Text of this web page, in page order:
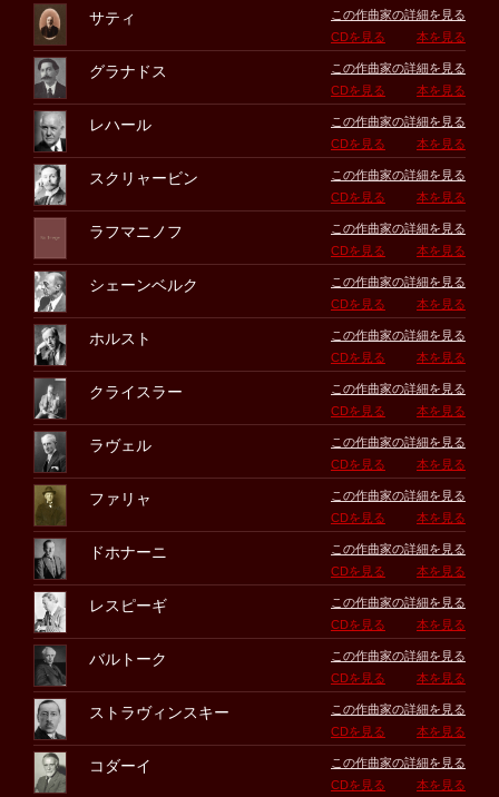
サティ
この作曲家の詳細を見る
CDを見る
本を見る
グラナドス
この作曲家の詳細を見る
CDを見る
本を見る
レハール
この作曲家の詳細を見る
CDを見る
本を見る
スクリャービン
この作曲家の詳細を見る
CDを見る
本を見る
ラフマニノフ
この作曲家の詳細を見る
CDを見る
本を見る
シェーンベルク
この作曲家の詳細を見る
CDを見る
本を見る
ホルスト
この作曲家の詳細を見る
CDを見る
本を見る
クライスラー
この作曲家の詳細を見る
CDを見る
本を見る
ラヴェル
この作曲家の詳細を見る
CDを見る
本を見る
ファリャ
この作曲家の詳細を見る
CDを見る
本を見る
ドホナーニ
この作曲家の詳細を見る
CDを見る
本を見る
レスピーギ
この作曲家の詳細を見る
CDを見る
本を見る
バルトーク
この作曲家の詳細を見る
CDを見る
本を見る
ストラヴィンスキー
この作曲家の詳細を見る
CDを見る
本を見る
コダーイ
この作曲家の詳細を見る
CDを見る
本を見る